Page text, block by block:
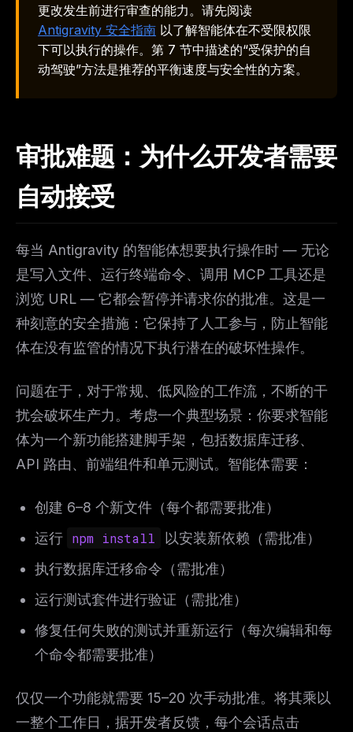
更改发生前进行审查的能力。请先阅读
Antigravity 安全指南 以了解智能体在不受限权限
下可以执行的操作。第 7 节中描述的“受保护的自
动驾驶”方法是推荐的平衡速度与安全性的方案。
审批难题：为什么开发者需要
自动接受
每当 Antigravity 的智能体想要执行操作时 — 无论
是写入文件、运行终端命令、调用 MCP 工具还是
浏览 URL — 它都会暂停并请求你的批准。这是一
种刻意的安全措施：它保持了人工参与，防止智能
体在没有监管的情况下执行潜在的破坏性操作。
问题在于，对于常规、低风险的工作流，不断的干
扰会破坏生产力。考虑一个典型场景：你要求智能
体为一个新功能搭建脚手架，包括数据库迁移、
API 路由、前端组件和单元测试。智能体需要：
创建 6–8 个新文件（每个都需要批准）
运行 npm install
以安装新依赖（需批准）
执行数据库迁移命令（需批准）
运行测试套件进行验证（需批准）
修复任何失败的测试并重新运行（每次编辑和每
个命令都需要批准）
仅仅一个功能就需要 15–20 次手动批准。将其乘以
一整个工作日，据开发者反馈，每个会话点击